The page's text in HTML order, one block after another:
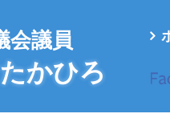
会議員
かひろ